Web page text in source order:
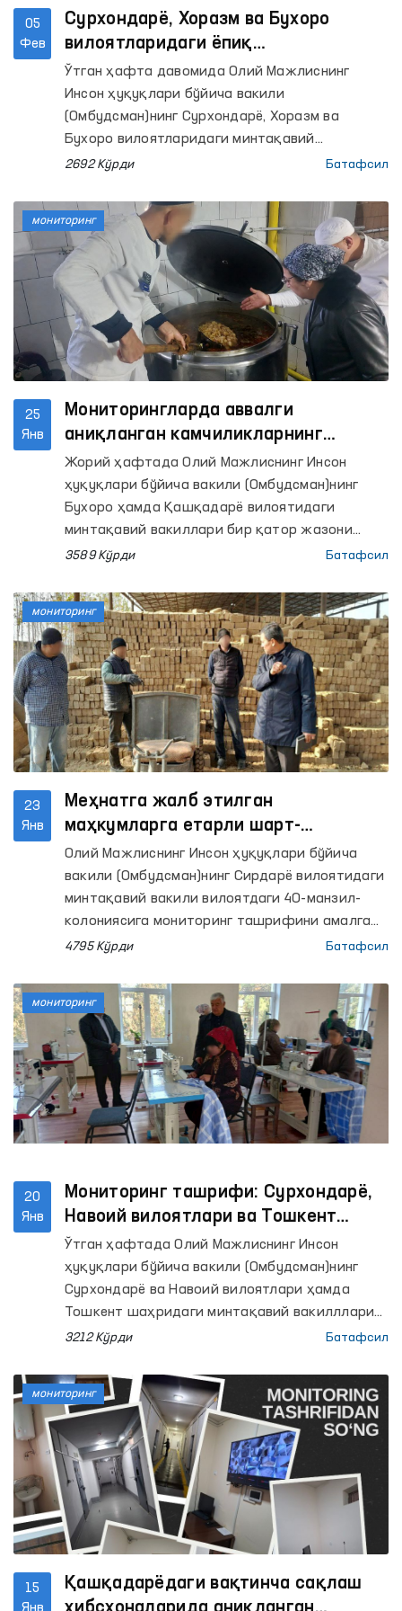
05
Фев
Сурхондарё, Хоразм ва Бухоро
вилоятларидаги ёпиқ
муассасаларга мониторинг
ташрифлари ўтказилди
Ўтган ҳафта давомида Олий Мажлиснинг
Инсон ҳуқуқлари бўйича вакили
(Омбудсман)нинг Сурхондарё, Хоразм ва
Бухоро вилоятларидаги минтақавий
вакиллари ҳаракатланиш эркинлиги чекланган
мониторинг ташрифларини амалга оширишди.
2692 Кўрди Батафсил
25
Янв
Мониторингларда аввалги
аниқланган камчиликларнинг
бартараф этилганлик ҳолатлари
ўрганилмоқда
Жорий ҳафтада Олий Мажлиснинг Инсон
ҳуқуқлари бўйича вакили (Омбудсман)нинг
Бухоро ҳамда Қашқадарё вилоятидаги
минтақавий вакиллари бир қатор жазони
ижро этиш муассасаларига мониторинг
3589 Кўрди Батафсил
мониторинг
23
Янв
Меҳнатга жалб этилган
маҳкумларга етарли шарт-
шароитлар яратилмагани бўйича
масъул ходимлар огоҳлантирилди -
Омбудсман
Олий Мажлиснинг Инсон ҳуқуқлари бўйича
вакили (Омбудсман)нинг Сирдарё вилоятидаги
минтақавий вакили вилоятдаги 40-манзил-
колониясига мониторинг ташрифини амалга
ошириб, қатор камчиликларни аниқлаган эди.
4795 Кўрди Батафсил
мониторинг
20
Янв
Мониторинг ташрифи: Сурхондарё,
Навоий вилоятлари ва Тошкент
шаҳридаги колониялардаги
шароитлар ўрганилди
Ўтган ҳафтада Олий Мажлиснинг Инсон
ҳуқуқлари бўйича вакили (Омбудсман)нинг
Сурхондарё ва Навоий вилоятлари ҳамда
Тошкент шаҳридаги минтақавий вакилллари
қатор жазони ижро этиш муассасаларига
3212 Кўрди Батафсил
мониторинг
15
Қашқадарёдаги вақтинча сақлаш
мониторинг